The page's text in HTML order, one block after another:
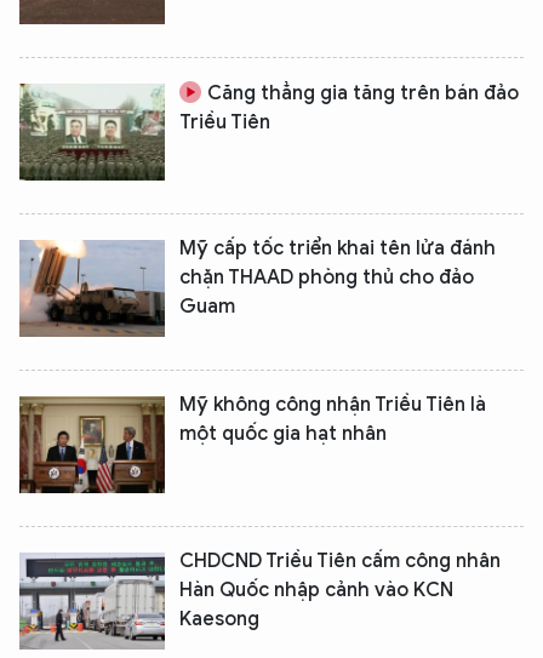
Căng thẳng gia tăng trên bán đảo
Triều Tiên
Mỹ cấp tốc triển khai tên lửa đánh
chặn THAAD phòng thủ cho đảo
Guam
Mỹ không công nhận Triều Tiên là
một quốc gia hạt nhân
CHDCND Triều Tiên cấm công nhân
Hàn Quốc nhập cảnh vào KCN
Kaesong